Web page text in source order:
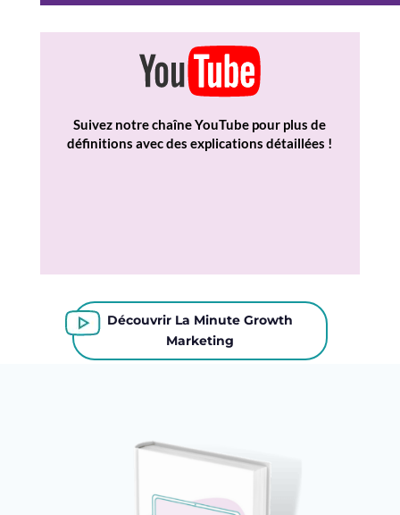
Suivez notre chaîne YouTube pour plus de
définitions avec des explications détaillées !
Découvrir La Minute Growth
Marketing